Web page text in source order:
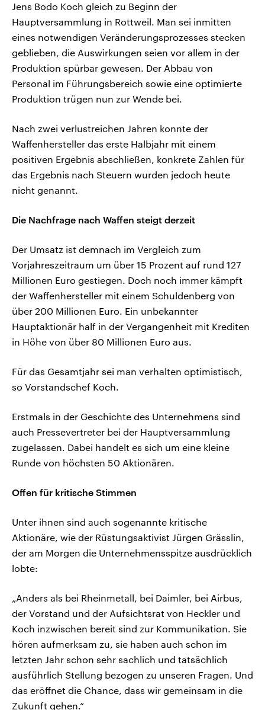
Jens Bodo Koch gleich zu Beginn der
Hauptversammlung in Rottweil. Man sei inmitten
eines notwendigen Veränderungsprozesses stecken
geblieben, die Auswirkungen seien vor allem in der
Produktion spürbar gewesen. Der Abbau von
Personal im Führungsbereich sowie eine optimierte
Produktion trügen nun zur Wende bei.
Nach zwei verlustreichen Jahren konnte der
Waffenhersteller das erste Halbjahr mit einem
positiven Ergebnis abschließen, konkrete Zahlen für
das Ergebnis nach Steuern wurden jedoch heute
nicht genannt.
Die Nachfrage nach Waffen steigt derzeit
Der Umsatz ist demnach im Vergleich zum
Vorjahreszeitraum um über 15 Prozent auf rund 127
Millionen Euro gestiegen. Doch noch immer kämpft
der Waffenhersteller mit einem Schuldenberg von
über 200 Millionen Euro. Ein unbekannter
Hauptaktionär half in der Vergangenheit mit Krediten
in Höhe von über 80 Millionen Euro aus.
Für das Gesamtjahr sei man verhalten optimistisch,
so Vorstandschef Koch.
Erstmals in der Geschichte des Unternehmens sind
auch Pressevertreter bei der Hauptversammlung
zugelassen. Dabei handelt es sich um eine kleine
Runde von höchsten 50 Aktionären.
Offen für kritische Stimmen
Unter ihnen sind auch sogenannte kritische
Aktionäre, wie der Rüstungsaktivist Jürgen Grässlin,
der am Morgen die Unternehmensspitze ausdrücklich
lobte:
„Anders als bei Rheinmetall, bei Daimler, bei Airbus,
der Vorstand und der Aufsichtsrat von Heckler und
Koch inzwischen bereit sind zur Kommunikation. Sie
hören aufmerksam zu, sie haben auch schon im
letzten Jahr schon sehr sachlich und tatsächlich
ausführlich Stellung bezogen zu unseren Fragen. Und
das eröffnet die Chance, dass wir gemeinsam in die
Zukunft gehen.“